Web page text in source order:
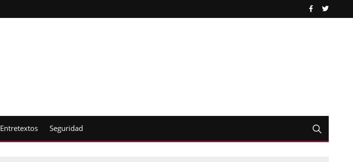
Entretextos Seguridad